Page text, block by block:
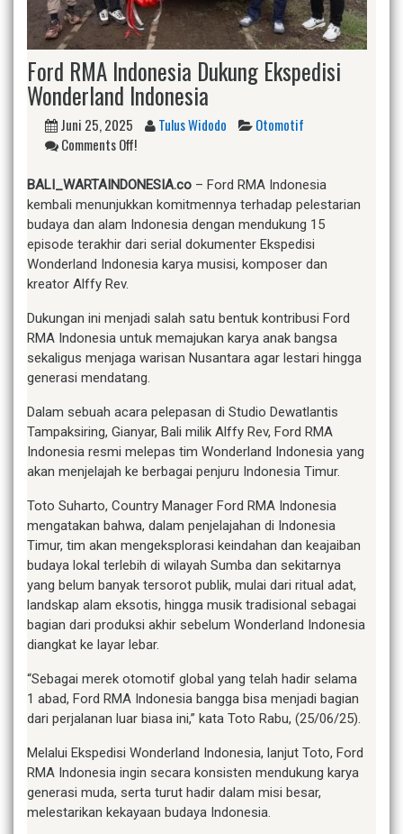
Ford RMA Indonesia Dukung Ekspedisi
Wonderland Indonesia
Juni 25, 2025 Tulus Widodo
Otomotif
Comments Off!
BALI_WARTAINDONESIA.co – Ford RMA Indonesia
kembali menunjukkan komitmennya terhadap pelestarian
budaya dan alam Indonesia dengan mendukung 15
episode terakhir dari serial dokumenter Ekspedisi
Wonderland Indonesia karya musisi, komposer dan
kreator Alffy Rev.
Dukungan ini menjadi salah satu bentuk kontribusi Ford
RMA Indonesia untuk memajukan karya anak bangsa
sekaligus menjaga warisan Nusantara agar lestari hingga
generasi mendatang.
Dalam sebuah acara pelepasan di Studio Dewatlantis
Tampaksiring, Gianyar, Bali milik Alffy Rev, Ford RMA
Indonesia resmi melepas tim Wonderland Indonesia yang
akan menjelajah ke berbagai penjuru Indonesia Timur.
Toto Suharto, Country Manager Ford RMA Indonesia
mengatakan bahwa, dalam penjelajahan di Indonesia
Timur, tim akan mengeksplorasi keindahan dan keajaiban
budaya lokal terlebih di wilayah Sumba dan sekitarnya
yang belum banyak tersorot publik, mulai dari ritual adat,
landskap alam eksotis, hingga musik tradisional sebagai
bagian dari produksi akhir sebelum Wonderland Indonesia
diangkat ke layar lebar.
“Sebagai merek otomotif global yang telah hadir selama
1 abad, Ford RMA Indonesia bangga bisa menjadi bagian
dari perjalanan luar biasa ini,” kata Toto Rabu, (25/06/25).
Melalui Ekspedisi Wonderland Indonesia, lanjut Toto, Ford
RMA Indonesia ingin secara konsisten mendukung karya
generasi muda, serta turut hadir dalam misi besar,
melestarikan kekayaan budaya Indonesia.